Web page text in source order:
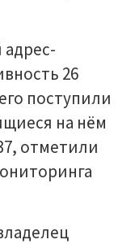
26
поступили
на нём
отметили